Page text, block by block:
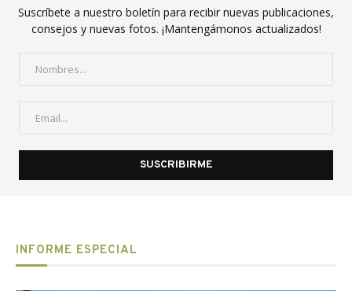
Suscríbete a nuestro boletín para recibir nuevas publicaciones,
consejos y nuevas fotos. ¡Mantengámonos actualizados!
INFORME ESPECIAL